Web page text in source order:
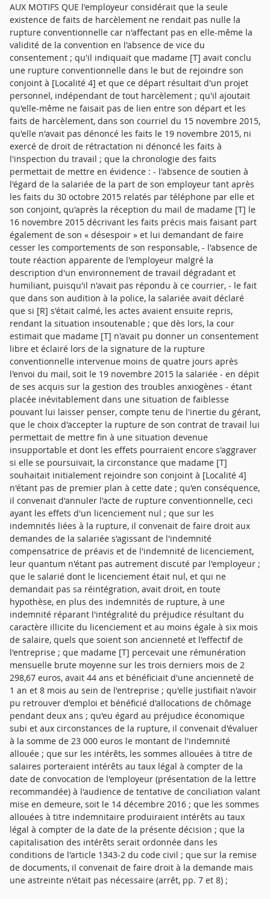
AUX MOTIFS QUE l'employeur considérait que la seule
existence de faits de harcèlement ne rendait pas nulle la
rupture conventionnelle car n'affectant pas en elle-même la
validité de la convention en l'absence de vice du
consentement ; qu'il indiquait que madame [T] avait conclu
une rupture conventionnelle dans le but de rejoindre son
conjoint à [Localité 4] et que ce départ résultait d'un projet
personnel, indépendant de tout harcèlement ; qu'il ajoutait
qu'elle-même ne faisait pas de lien entre son départ et les
faits de harcèlement, dans son courriel du 15 novembre 2015,
qu'elle n'avait pas dénoncé les faits le 19 novembre 2015, ni
exercé de droit de rétractation ni dénoncé les faits à
l'inspection du travail ; que la chronologie des faits
permettait de mettre en évidence : - l'absence de soutien à
l'égard de la salariée de la part de son employeur tant après
les faits du 30 octobre 2015 relatés par téléphone par elle et
son conjoint, qu'après la réception du mail de madame [T] le
16 novembre 2015 décrivant les faits précis mais faisant part
également de son « désespoir » et lui demandant de faire
cesser les comportements de son responsable, - l'absence de
toute réaction apparente de l'employeur malgré la
description d'un environnement de travail dégradant et
humiliant, puisqu'il n'avait pas répondu à ce courrier, - le fait
que dans son audition à la police, la salariée avait déclaré
que si [R] s'était calmé, les actes avaient ensuite repris,
rendant la situation insoutenable ; que dès lors, la cour
estimait que madame [T] n'avait pu donner un consentement
libre et éclairé lors de la signature de la rupture
conventionnelle intervenue moins de quatre jours après
l'envoi du mail, soit le 19 novembre 2015 la salariée - en dépit
de ses acquis sur la gestion des troubles anxiogènes - étant
placée inévitablement dans une situation de faiblesse
pouvant lui laisser penser, compte tenu de l'inertie du gérant,
que le choix d'accepter la rupture de son contrat de travail lui
permettait de mettre fin à une situation devenue
insupportable et dont les effets pourraient encore s'aggraver
si elle se poursuivait, la circonstance que madame [T]
souhaitait initialement rejoindre son conjoint à [Localité 4]
n'étant pas de premier plan à cette date ; qu'en conséquence,
il convenait d'annuler l'acte de rupture conventionnelle, ceci
ayant les effets d'un licenciement nul ; que sur les
indemnités liées à la rupture, il convenait de faire droit aux
demandes de la salariée s'agissant de l'indemnité
compensatrice de préavis et de l'indemnité de licenciement,
leur quantum n'étant pas autrement discuté par l'employeur ;
que le salarié dont le licenciement était nul, et qui ne
demandait pas sa réintégration, avait droit, en toute
hypothèse, en plus des indemnités de rupture, à une
indemnité réparant l'intégralité du préjudice résultant du
caractère illicite du licenciement et au moins égale à six mois
de salaire, quels que soient son ancienneté et l'effectif de
l'entreprise ; que madame [T] percevait une rémunération
mensuelle brute moyenne sur les trois derniers mois de 2
298,67 euros, avait 44 ans et bénéficiait d'une ancienneté de
1 an et 8 mois au sein de l'entreprise ; qu'elle justifiait n'avoir
pu retrouver d'emploi et bénéficié d'allocations de chômage
pendant deux ans ; qu'eu égard au préjudice économique
subi et aux circonstances de la rupture, il convenait d'évaluer
à la somme de 23 000 euros le montant de l'indemnité
allouée ; que sur les intérêts, les sommes allouées à titre de
salaires porteraient intérêts au taux légal à compter de la
date de convocation de l'employeur (présentation de la lettre
recommandée) à l'audience de tentative de conciliation valant
mise en demeure, soit le 14 décembre 2016 ; que les sommes
allouées à titre indemnitaire produiraient intérêts au taux
légal à compter de la date de la présente décision ; que la
capitalisation des intérêts serait ordonnée dans les
conditions de l'article 1343-2 du code civil ; que sur la remise
de documents, il convenait de faire droit à la demande mais
une astreinte n'était pas nécessaire (arrêt, pp. 7 et 8) ;